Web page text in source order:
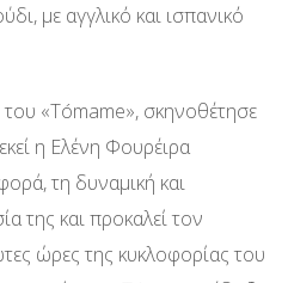
με αγγλικό και ισπανικό
«Tómame», σκηνοθέτησε
η Ελένη Φουρέιρα
τη δυναμική και
της και προκαλεί τον
ώρες της κυκλοφορίας του